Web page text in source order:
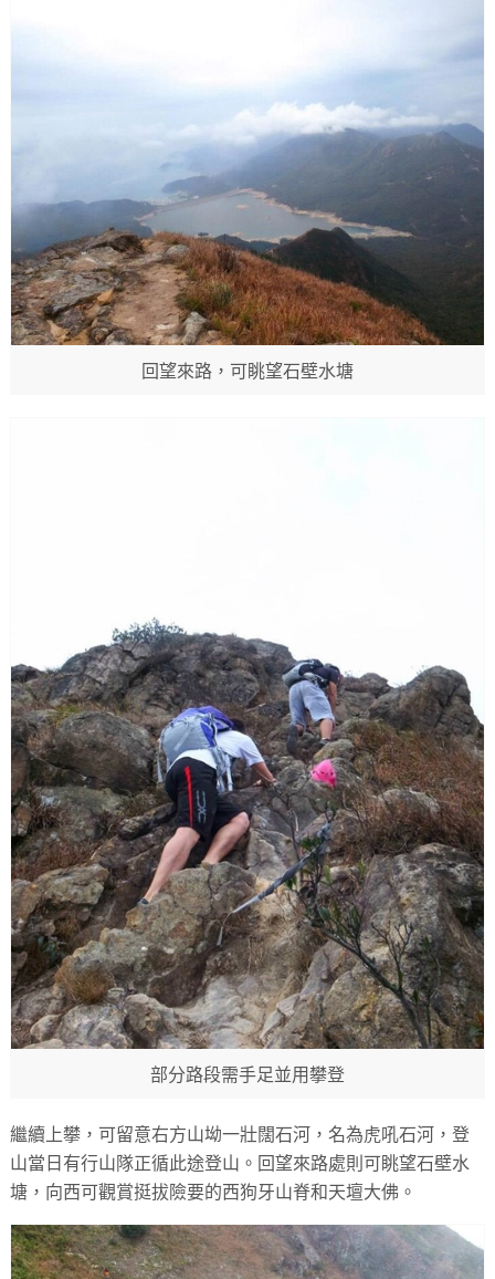
回望來路，可眺望石壁水塘
部分路段需手足並用攀登
繼續上攀，可留意右方山坳一壯闊石河，名為虎吼石河，登
山當日有行山隊正循此途登山。回望來路處則可眺望石壁水
塘，向西可觀賞挺拔險要的西狗牙山脊和天壇大佛。